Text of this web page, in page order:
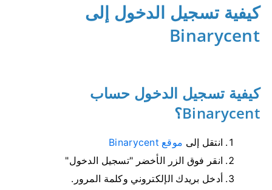
كيفية تسجيل الدخول إلى
Binarycent
كيفية تسجيل الدخول حساب
Binarycent؟
انتقل إلى موقع Binarycent
انقر فوق الزر الأخضر "تسجيل الدخول"
أدخل بريدك الإلكتروني وكلمة المرور.